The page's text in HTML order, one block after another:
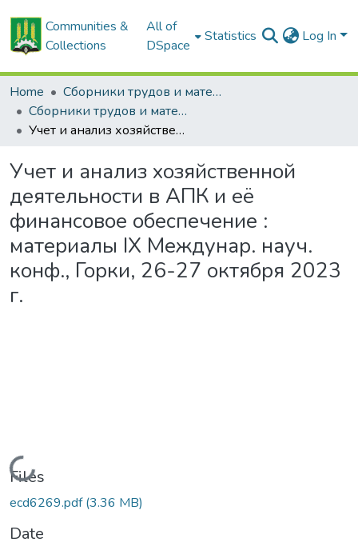
Communities &
Collections
All of
DSpace
Statistics Log In
Home
Сборники трудов и материалов конференций
Сборники трудов и материалы конференций студентов
Учет и анализ хозяйственной деятельности в АПК и её финансовое обеспечение : материалы IХ Междунар. науч. конф., Горки, 26-27 октября 2023 г.
Учет и анализ хозяйственной
деятельности в АПК и её
финансовое обеспечение :
материалы IХ Междунар. науч.
конф., Горки, 26-27 октября 2023
г.
Loading...
Files
ecd6269.pdf(3.36 MB)
Date